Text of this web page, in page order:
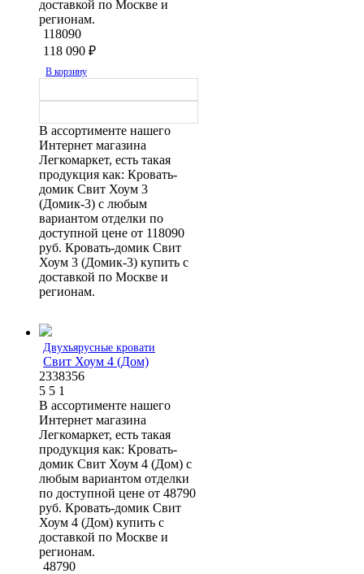
доставкой по Москве и
регионам.
118090
118 090 ₽
В корзину
В ассортименте нашего
Интернет магазина
Легкомаркет, есть такая
продукция как: Кровать-
домик Свит Хоум 3
(Домик-3) с любым
вариантом отделки по
доступной цене от 118090
руб. Кровать-домик Свит
Хоум 3 (Домик-3) купить с
доставкой по Москве и
регионам.
Двухъярусные кровати
Свит Хоум 4 (Дом)
2338356
5 5 1
В ассортименте нашего
Интернет магазина
Легкомаркет, есть такая
продукция как: Кровать-
домик Свит Хоум 4 (Дом) с
любым вариантом отделки
по доступной цене от 48790
руб. Кровать-домик Свит
Хоум 4 (Дом) купить с
доставкой по Москве и
регионам.
48790